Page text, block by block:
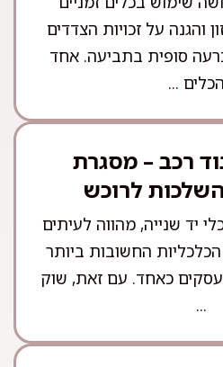
והגנה על זכויות הצדדים
סופית בתביעה. אחד
...
רכב – מסגרת
לרוכש
יד שנייה, מהווה לעיתים
החשובות ביותר
כאחד. עם זאת, שוק
...